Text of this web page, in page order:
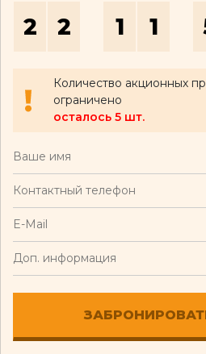
2 2 1 1
Количество акционных
ограничено
осталось 5 шт.